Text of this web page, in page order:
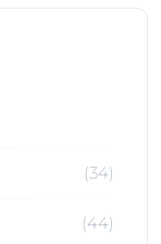
(34)
(44)